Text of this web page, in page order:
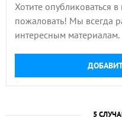
Хотите опубликоваться
пожаловать! Мы всегда
интересным материалам.
5